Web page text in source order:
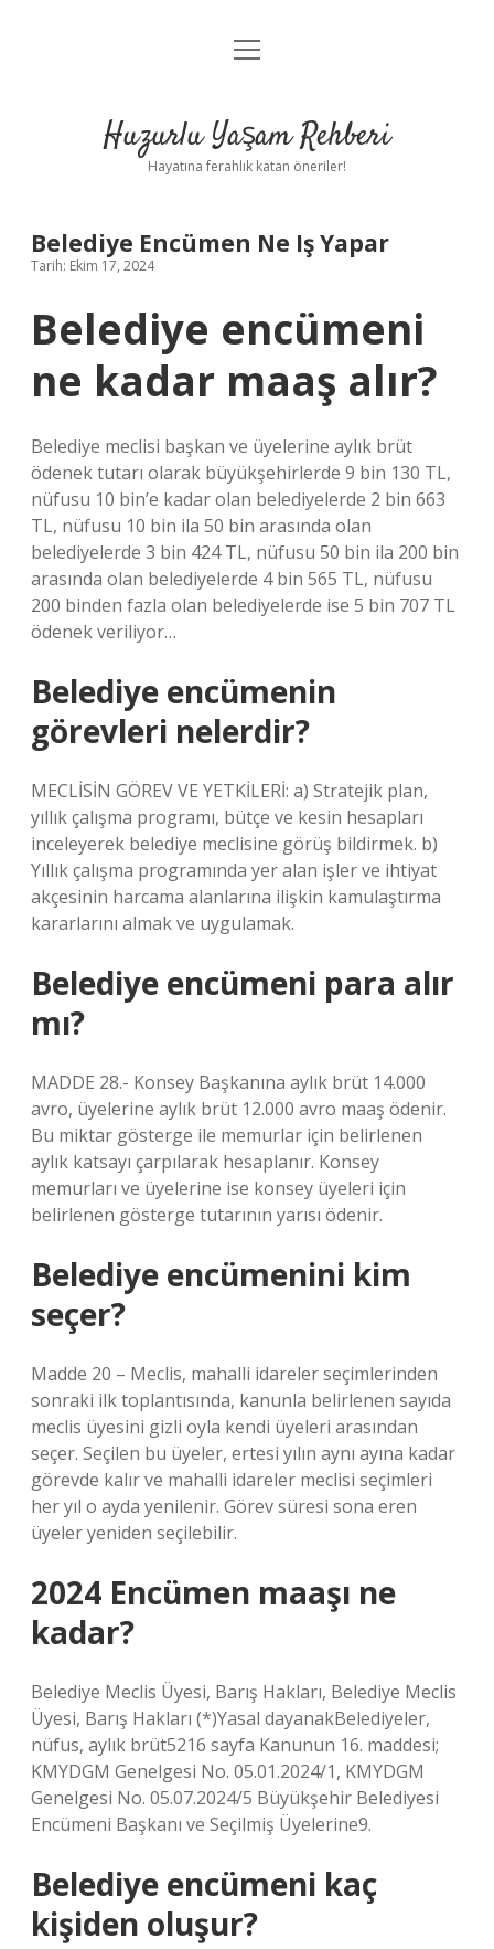
Anasayfa
Yasal Uyarı
menüyü
Huzurlu Yaşam Rehberi
Hayatına ferahlık katan öneriler!
Belediye Encümen Ne Iş Yapar
Tarih: Ekim 17, 2024
Belediye encümeni
ne kadar maaş alır?
Belediye meclisi başkan ve üyelerine aylık brüt
ödenek tutarı olarak büyükşehirlerde 9 bin 130 TL,
nüfusu 10 bin’e kadar olan belediyelerde 2 bin 663
TL, nüfusu 10 bin ila 50 bin arasında olan
belediyelerde 3 bin 424 TL, nüfusu 50 bin ila 200 bin
arasında olan belediyelerde 4 bin 565 TL, nüfusu
200 binden fazla olan belediyelerde ise 5 bin 707 TL
ödenek veriliyor…
Belediye encümenin
görevleri nelerdir?
MECLİSİN GÖREV VE YETKİLERİ: a) Stratejik plan,
yıllık çalışma programı, bütçe ve kesin hesapları
inceleyerek belediye meclisine görüş bildirmek. b)
Yıllık çalışma programında yer alan işler ve ihtiyat
akçesinin harcama alanlarına ilişkin kamulaştırma
kararlarını almak ve uygulamak.
Belediye encümeni para alır
mı?
MADDE 28.- Konsey Başkanına aylık brüt 14.000
avro, üyelerine aylık brüt 12.000 avro maaş ödenir.
Bu miktar gösterge ile memurlar için belirlenen
aylık katsayı çarpılarak hesaplanır. Konsey
memurları ve üyelerine ise konsey üyeleri için
belirlenen gösterge tutarının yarısı ödenir.
Belediye encümenini kim
seçer?
Madde 20 – Meclis, mahalli idareler seçimlerinden
sonraki ilk toplantısında, kanunla belirlenen sayıda
meclis üyesini gizli oyla kendi üyeleri arasından
seçer. Seçilen bu üyeler, ertesi yılın aynı ayına kadar
görevde kalır ve mahalli idareler meclisi seçimleri
her yıl o ayda yenilenir. Görev süresi sona eren
üyeler yeniden seçilebilir.
2024 Encümen maaşı ne
kadar?
Belediye Meclis Üyesi, Barış Hakları, Belediye Meclis
Üyesi, Barış Hakları (*)Yasal dayanakBelediyeler,
nüfus, aylık brüt5216 sayfa Kanunun 16. maddesi;
KMYDGM Genelgesi No. 05.01.2024/1, KMYDGM
Genelgesi No. 05.07.2024/5 Büyükşehir Belediyesi
Encümeni Başkanı ve Seçilmiş Üyelerine9.
Belediye encümeni kaç
kişiden oluşur?